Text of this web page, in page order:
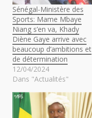
Sénégal-Ministère des
Sports: Mame Mbaye
Niang s’en va, Khady
Diène Gaye arrive avec
beaucoup d’ambitions et
de détermination
12/04/2024
Dans "Actualités"